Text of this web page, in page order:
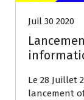
Juil 30 2020
Le 28 Juillet
lancement